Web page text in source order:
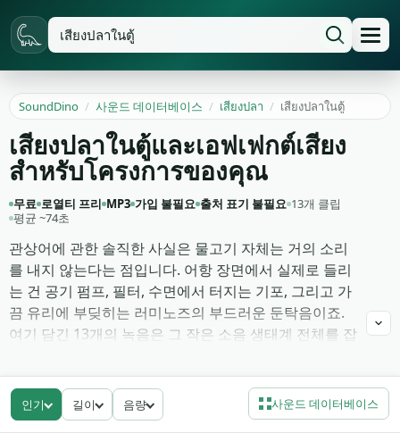
SoundDino / 사운드 데이터베이스 / เสียงปลา / เสียงปลาในตู้
เสียงปลาในตู้และเอฟเฟกต์เสียง
สำหรับโครงการของคุณ
무료 로열티 프리 MP3 가입 불필요 출처 표기 불필요 13개 클립
평균 ~74초
관상어에 관한 솔직한 사실은 물고기 자체는 거의 소리
를 내지 않는다는 점입니다. 어항 장면에서 실제로 들리
는 건 공기 펌프, 필터, 수면에서 터지는 기포, 그리고 가
끔 유리에 부딪히는 러미노즈의 부드러운 둔탁음이죠.
여기 담긴 13개의 녹음은 그 작은 소음 생태계 전체를 잡
대 유량 상태의 필터 험, 호기심 어린 손가락이 유리에 닿
는 탭 소리, 그리고 200리터 수초 어항에 hydrophone
을 떨어뜨려 담은 먹먹한 수중 앰비언스까지요.
인기 길이 음량 사운드 데이터베이스